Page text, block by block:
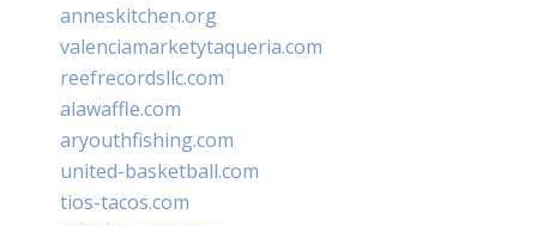
anneskitchen.org
valenciamarketytaqueria.com
reefrecordsllc.com
alawaffle.com
aryouthfishing.com
united-basketball.com
tios-tacos.com